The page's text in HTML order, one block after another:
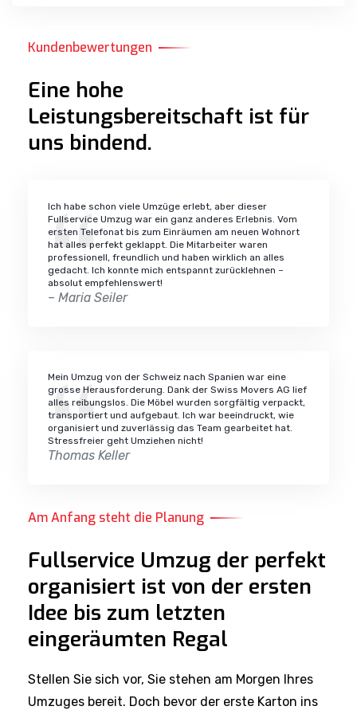
Kundenbewertungen
Eine hohe
Leistungsbereitschaft ist für
uns bindend.
Ich habe schon viele Umzüge erlebt, aber dieser
Fullservice Umzug war ein ganz anderes Erlebnis. Vom
ersten Telefonat bis zum Einräumen am neuen Wohnort
hat alles perfekt geklappt. Die Mitarbeiter waren
professionell, freundlich und haben wirklich an alles
gedacht. Ich konnte mich entspannt zurücklehnen –
absolut empfehlenswert!
– Maria Seiler
Mein Umzug von der Schweiz nach Spanien war eine
grosse Herausforderung. Dank der Swiss Movers AG lief
alles reibungslos. Die Möbel wurden sorgfältig verpackt,
transportiert und aufgebaut. Ich war beeindruckt, wie
organisiert und zuverlässig das Team gearbeitet hat.
Stressfreier geht Umziehen nicht!
Thomas Keller
Am Anfang steht die Planung
Fullservice Umzug der perfekt
organisiert ist von der ersten
Idee bis zum letzten
eingeräumten Regal
Stellen Sie sich vor, Sie stehen am Morgen Ihres
Umzuges bereit. Doch bevor der erste Karton ins